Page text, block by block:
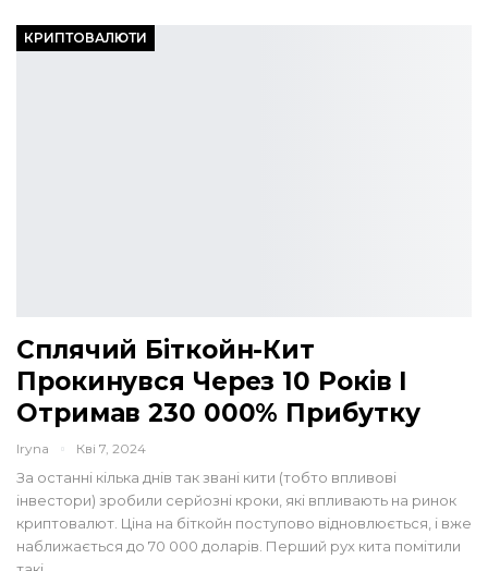
КРИПТОВАЛЮТИ
Сплячий Біткойн-Кит
Прокинувся Через 10 Років І
Отримав 230 000% Прибутку
Iryna Кві 7, 2024
За останні кілька днів так звані кити (тобто впливові
інвестори) зробили серйозні кроки, які впливають на ринок
криптовалют. Ціна на біткойн поступово відновлюється, і вже
наближається до 70 000 доларів. Перший рух кита помітили